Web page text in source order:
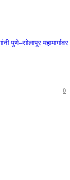
पुणे–सोलापूर महामार्गावर
0